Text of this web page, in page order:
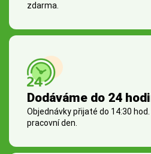
zdarma.
Dodáváme do 24
Objednávky přijaté do 14:30
pracovní den.